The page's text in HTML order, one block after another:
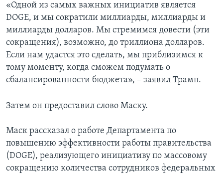
«Одной из самых важных инициатив является
DOGE, и мы сократили миллиарды, миллиарды и
миллиарды долларов. Мы стремимся довести (эти
сокращения), возможно, до триллиона долларов.
Если нам удастся это сделать, мы приблизимся к
тому моменту, когда сможем подумать о
сбалансированности бюджета», – заявил Трамп.
Затем он предоставил слово Маску.
Маск рассказал о работе Департамента по
повышению эффективности работы правительства
(DOGE), реализующего инициативу по массовому
сокращению количества сотрудников федеральных